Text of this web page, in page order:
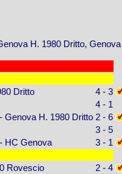
H. 1980 Dritto,
Dritto
4 - 3
4 - 1
Genova H. 1980 Dritto 2 - 6
3 - 5
HC Genova
3 - 1
Rovescio
2 - 4